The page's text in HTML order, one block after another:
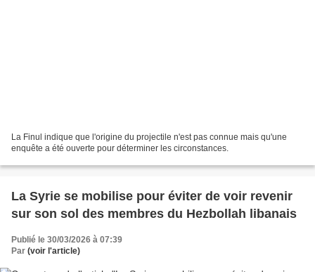
La Finul indique que l'origine du projectile n'est pas connue mais qu'une
enquête a été ouverte pour déterminer les circonstances.
La Syrie se mobilise pour éviter de voir revenir
sur son sol des membres du Hezbollah libanais
Publié le 30/03/2026 à 07:39
Par (voir l'article)